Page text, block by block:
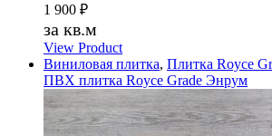
1 900 ₽
за кв.м
View Product
Виниловая плитка, Плитка Royce
ПВХ плитка Royce Grade Энрум